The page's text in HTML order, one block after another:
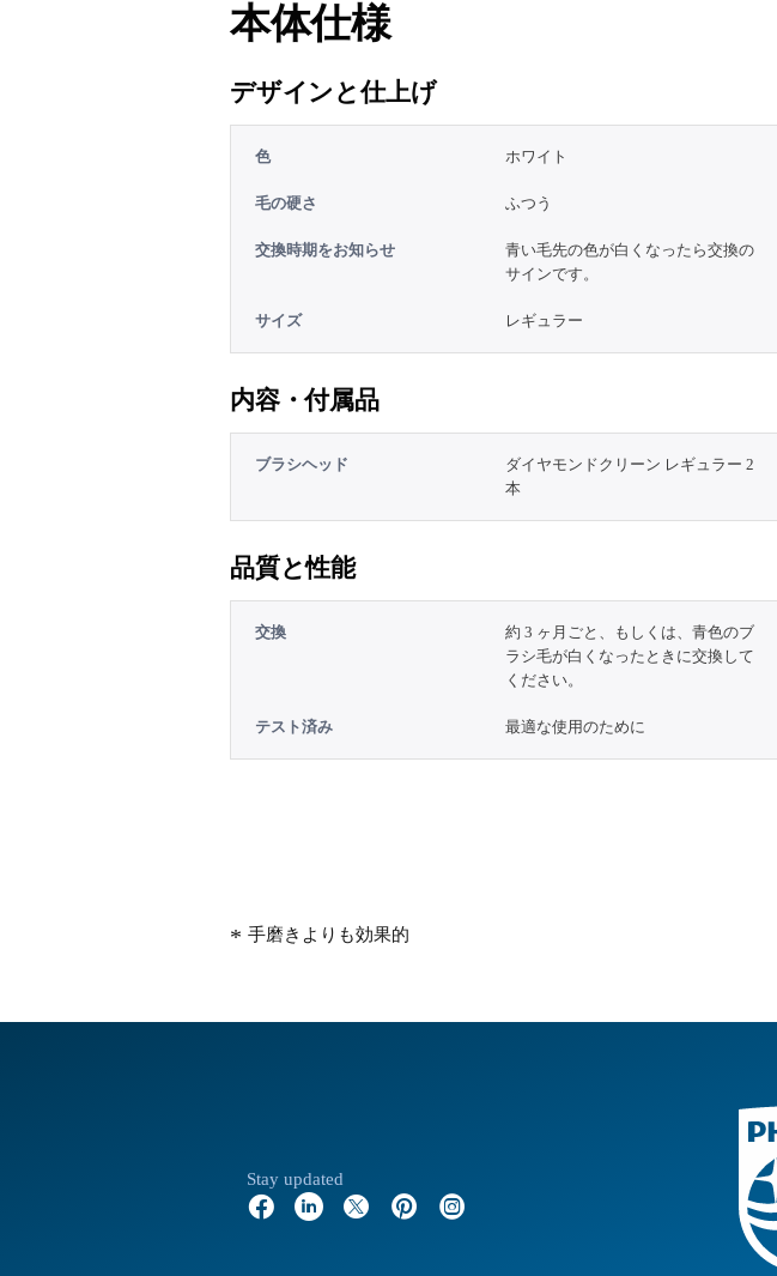
本体仕様
デザインと仕上げ
色 ホワイト
毛の硬さ ふつう
交換時期をお知らせ
青い毛先の色が白くなったら交換の
サインです。
サイズ レギュラー
内容・付属品
ブラシヘッド
ダイヤモンドクリーン レギュラー 2
本
品質と性能
交換
約 3 ヶ月ごと、もしくは、青色のブ
ラシ毛が白くなったときに交換して
ください。
テスト済み 最適な使用のために
手磨きよりも効果的
Stay updated